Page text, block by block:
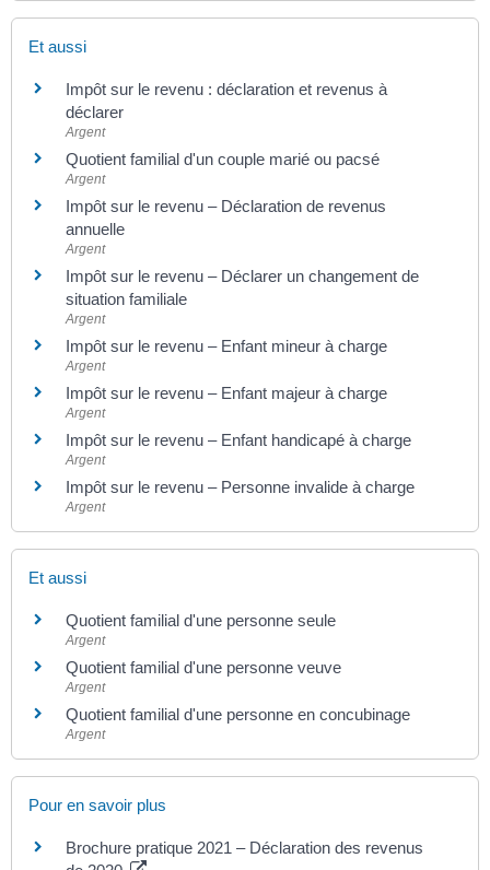
Et aussi
Impôt sur le revenu : déclaration et revenus à
déclarer
Argent
Quotient familial d'un couple marié ou pacsé
Argent
Impôt sur le revenu – Déclaration de revenus
annuelle
Argent
Impôt sur le revenu – Déclarer un changement de
situation familiale
Argent
Impôt sur le revenu – Enfant mineur à charge
Argent
Impôt sur le revenu – Enfant majeur à charge
Argent
Impôt sur le revenu – Enfant handicapé à charge
Argent
Impôt sur le revenu – Personne invalide à charge
Argent
Et aussi
Quotient familial d'une personne seule
Argent
Quotient familial d'une personne veuve
Argent
Quotient familial d'une personne en concubinage
Argent
Pour en savoir plus
Brochure pratique 2021 – Déclaration des revenus